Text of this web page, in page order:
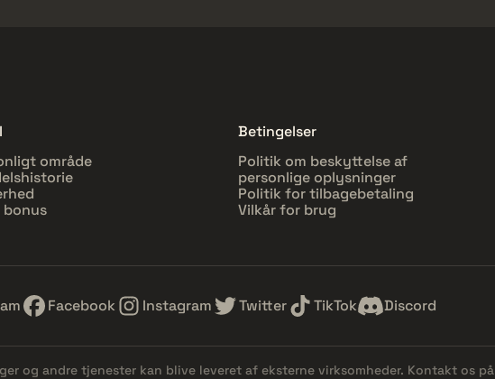
område
bonus
Betingelser
Politik om beskyttelse af
personlige oplysninger
Politik for tilbagebetaling
Vilkår for brug
Facebook Instagram Twitter TikTok Discord
og andre tjenester kan blive leveret af eksterne virksomheder. Kontakt os på